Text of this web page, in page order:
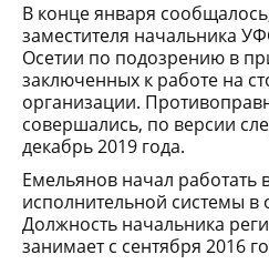
В конце января
заместителя начальника
Осетии по подозрению в
заключенных к работе на
организации.
совершались, по версии
декабрь 2019 года.
Емельянов начал работать
исполнительной системы в
Должность начальника
занимает с сентября 2016